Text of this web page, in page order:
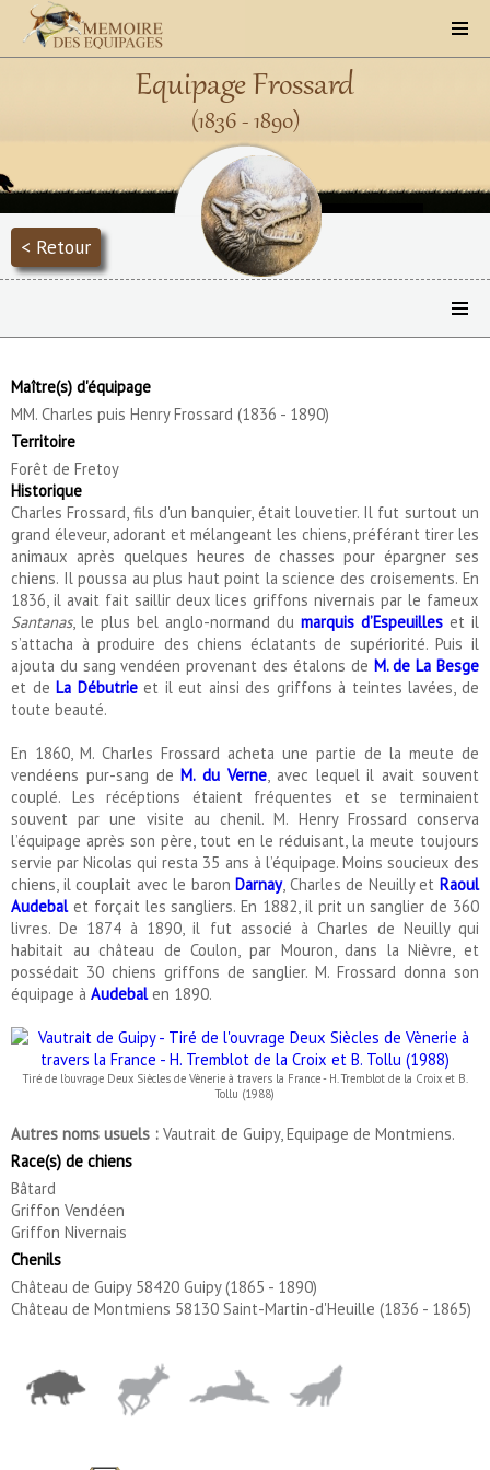
Equipage Frossard
(1836 - 1890)
< Retour
Maître(s) d'équipage
MM. Charles puis Henry Frossard (1836 - 1890)
Territoire
Forêt de Fretoy
Historique
Charles Frossard, fils d'un banquier, était louvetier. Il fut surtout un
grand éleveur, adorant et mélangeant les chiens, préférant tirer les
animaux après quelques heures de chasses pour épargner ses
chiens. Il poussa au plus haut point la science des croisements. En
1836, il avait fait saillir deux lices griffons nivernais par le fameux
Santanas, le plus bel anglo-normand du marquis d’Espeuilles et il
s’attacha à produire des chiens éclatants de supériorité. Puis il
ajouta du sang vendéen provenant des étalons de M. de La Besge
et deLa Débutrieet il eut ainsi des griffons à teintes lavées, de
toute beauté.
En 1860, M. Charles Frossard acheta une partie de la meute de
vendéens pur-sang deM. du Verne, avec lequel il avait souvent
couplé. Les récéptions étaient fréquentes et se terminaient
souvent par une visite au chenil. M. Henry Frossard conserva
l’équipage après son père, tout en le réduisant, la meute toujours
servie par Nicolas qui resta 35 ans à l’équipage. Moins soucieux des
chiens, il couplait avec le baronDarnay, Charles de Neuilly etRaoul
Audebalet forçait les sangliers. En 1882, il prit un sanglier de 360
livres. De 1874 à 1890, il fut associé à Charles de Neuilly qui
habitait au château de Coulon, par Mouron, dans la Nièvre, et
possédait 30 chiens griffons de sanglier. M. Frossard donna son
équipage à Audebalen 1890.
Tiré de l'ouvrage Deux Siècles de Vènerie à travers la France - H. Tremblot de la Croix et B.
Tollu (1988)
Autres noms usuels : Vautrait de Guipy, Equipage de Montmiens.
Race(s) de chiens
Bâtard
Griffon Vendéen
Griffon Nivernais
Chenils
Château de Guipy 58420 Guipy (1865 - 1890)
Château de Montmiens 58130 Saint-Martin-d'Heuille (1836 - 1865)